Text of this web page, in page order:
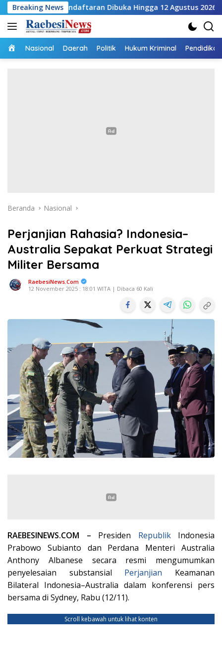
Langsung
ke
konten
Breaking NewsDibuka Hingga 12 Agustus 2026
Home
Nasional Daerah Politik Hukum Kriminal Pendidikan
Beranda Nasional
Perjanjian Rahasia? Indonesia–
Australia Sepakat Perkuat Strategi
Militer Bersama
RaebesiNews.Com
12 November 2025 : 18:01 WITA | Dibaca 60 Kali
RAEBESINEWS.COM – Presiden RepublikIndonesia
Prabowo Subianto dan Perdana Menteri Australia
Anthony Albanese secara resmi mengumumkan
penyelesaian substansial Perjanjian Keamanan
Bilateral Indonesia–Australia dalam konferensi pers
bersama di Sydney, Rabu (12/11).
Scroll kebawah untuk lihat konten